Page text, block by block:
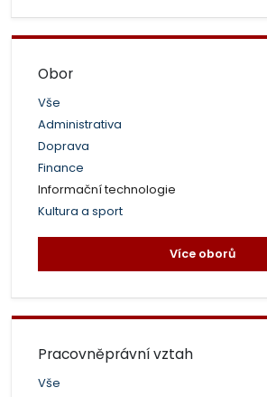
Obor
Vše
Administrativa
Doprava
Finance
Informační technologie
Kultura a sport
Více oborů
Pracovněprávní vztah
Vše